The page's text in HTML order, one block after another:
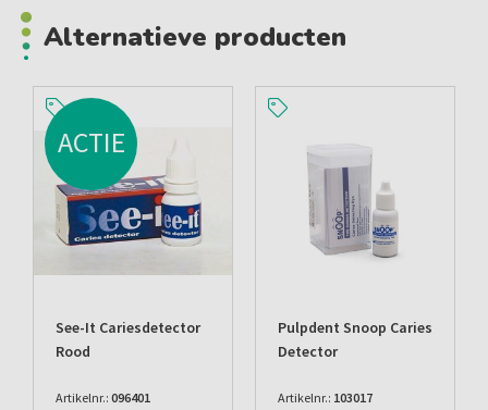
Alternatieve producten
ACTIE
See-It Cariesdetector
Rood
Artikelnr.: 096401
Pulpdent Snoop Caries
Detector
Artikelnr.: 103017